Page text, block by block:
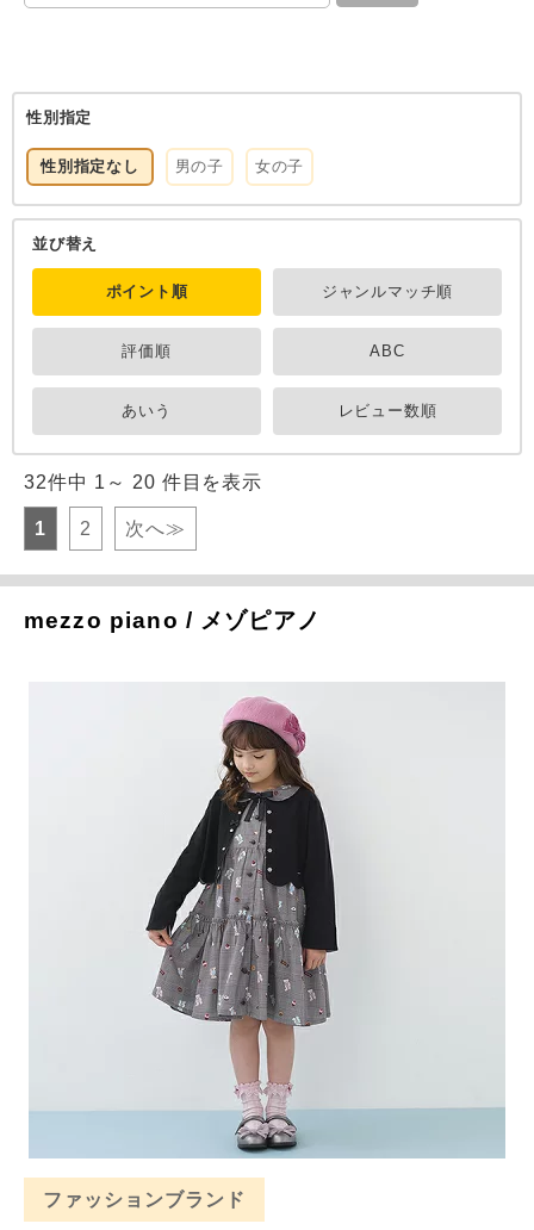
性別指定
性別指定なし 男の子 女の子
並び替え
ポイント順 ジャンルマッチ順
評価順 ABC
あいう レビュー数順
32件中 1～ 20 件目を表示
1 2 次へ≫
mezzo piano / メゾピアノ
ファッションブランド